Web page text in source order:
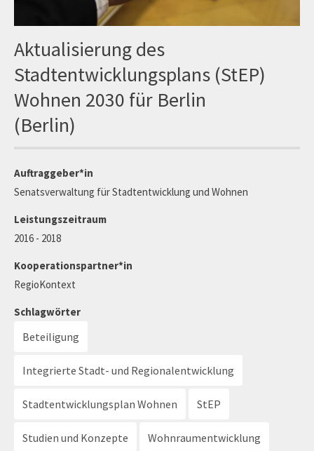
Aktualisierung des
Stadtentwicklungsplans (StEP)
Wohnen 2030 für Berlin
(Berlin)
Auftraggeber*in
Senatsverwaltung für Stadtentwicklung und Wohnen
Leistungszeitraum
2016 - 2018
Kooperationspartner*in
RegioKontext
Schlagwörter
Beteiligung
Integrierte Stadt- und Regionalentwicklung
Stadtentwicklungsplan Wohnen StEP
Studien und Konzepte Wohnraumentwicklung